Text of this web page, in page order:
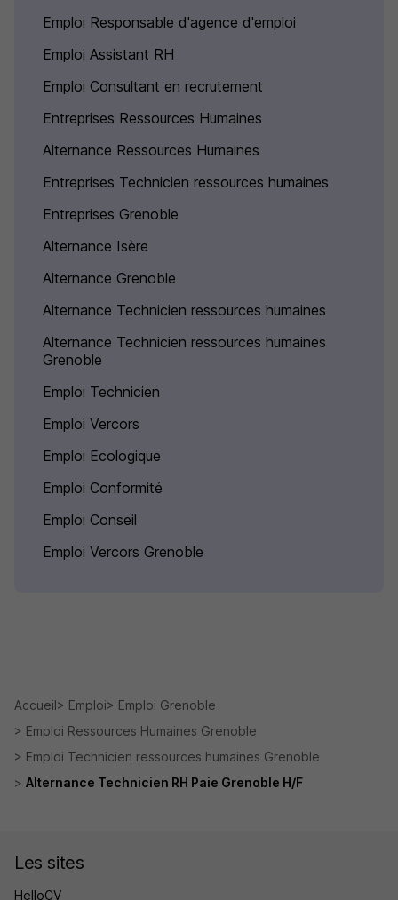
Emploi Responsable d'agence d'emploi
Emploi Assistant RH
Emploi Consultant en recrutement
Entreprises Ressources Humaines
Alternance Ressources Humaines
Entreprises Technicien ressources humaines
Entreprises Grenoble
Alternance Isère
Alternance Grenoble
Alternance Technicien ressources humaines
Alternance Technicien ressources humaines
Grenoble
Emploi Technicien
Emploi Vercors
Emploi Ecologique
Emploi Conformité
Emploi Conseil
Emploi Vercors Grenoble
Accueil Emploi
Emploi Grenoble
Emploi Ressources Humaines Grenoble
Emploi Technicien ressources humaines Grenoble
Alternance Technicien RH Paie Grenoble H/F
Les sites
HelloCV